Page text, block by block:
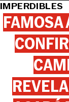
IMPERDIBLES
FAMOSA